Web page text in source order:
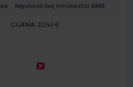
Registarski broj ministarstva: 6865
CIJENA: 22,50 €